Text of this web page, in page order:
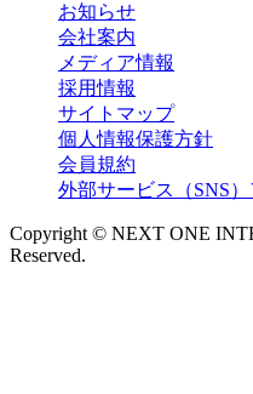
お知らせ
会社案内
メディア情報
採用情報
サイトマップ
個人情報保護方針
会員規約
外部サービス（SNS
Copyright © NEXT ONE
Reserved.